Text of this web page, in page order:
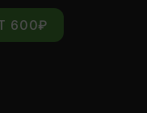
600₽